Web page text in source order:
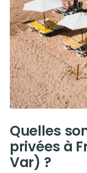
Quelles
privées à
Var) ?